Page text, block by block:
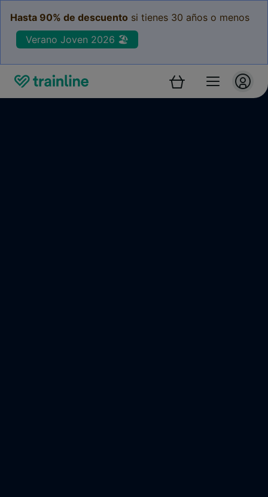
Hasta 90% de descuento si tienes 30 años o menos
Verano Joven 2026 🏖️